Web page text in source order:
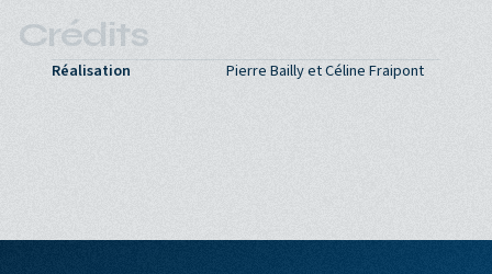
Crédits
Réalisation Pierre Bailly et Céline Fraipont